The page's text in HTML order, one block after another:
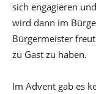
sich engagieren
wird dann im
Bürgermeister
zu Gast zu haben.
Im Advent gab es